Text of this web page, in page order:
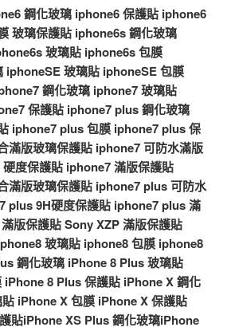
鋼化玻璃 iphone6 保護貼 iphone6
玻璃保護貼 iphone6s 鋼化玻璃
玻璃貼 iphone6s 包膜
iphoneSE 玻璃貼 iphoneSE 包膜
鋼化玻璃 iphone7 玻璃貼
保護貼 iphone7 plus 鋼化玻璃
iphone7 plus 包膜 iphone7 plus 保
滿版玻璃保護貼 iphone7 可防水滿版
度保護貼 iphone7 滿版保護貼
滿版玻璃保護貼 iphone7 plus 可防水
plus 9H硬度保護貼 iphone7 plus 滿
版保護貼Sony XZP 滿版保護貼
玻璃貼 iphone8 包膜 iphone8
鋼化玻璃 iPhone 8 Plus 玻璃貼
iPhone 8 Plus 保護貼 iPhone X 鋼化
iPhone X 包膜 iPhone X 保護貼
貼iPhone XS Plus 鋼化玻璃iPhone